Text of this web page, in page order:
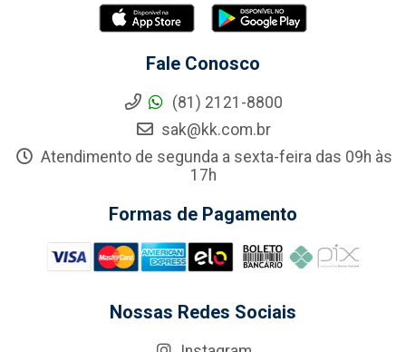
Fale Conosco
(81) 2121-8800
sak@kk.com.br
Atendimento de segunda a sexta-feira das 09h às
17h
Formas de Pagamento
Nossas Redes Sociais